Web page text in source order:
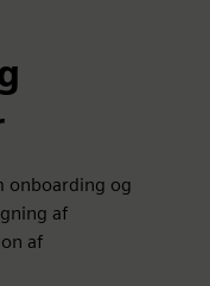
onboarding og
af
af